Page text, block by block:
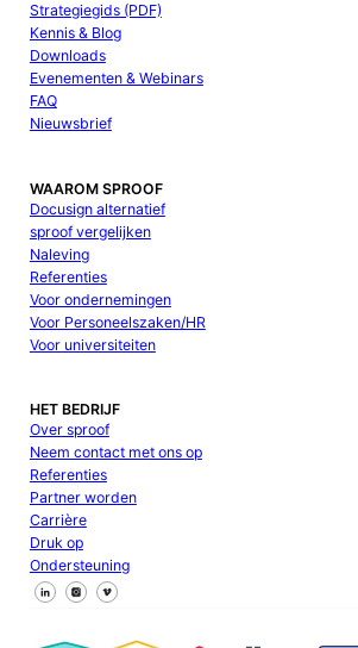
Strategiegids (PDF)
Kennis & Blog
Downloads
Evenementen & Webinars
FAQ
Nieuwsbrief
WAAROM SPROOF
Docusign alternatief
sproof vergelijken
Naleving
Referenties
Voor ondernemingen
Voor Personeelszaken/HR
Voor universiteiten
HET BEDRIJF
Over sproof
Neem contact met ons op
Referenties
Partner worden
Carrière
Druk op
Ondersteuning
Volg ons op Facebook
Volg ons op X
Volg ons op LinkedIn